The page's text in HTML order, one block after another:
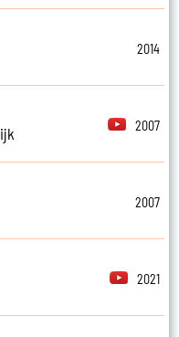
2014
2007
2007
2021